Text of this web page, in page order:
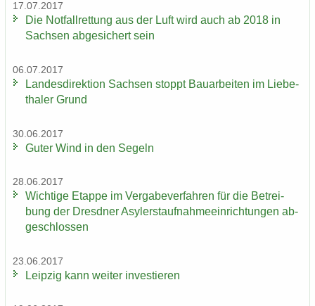
17.07.2017
Die Not­fall­ret­tung aus der Luft wird auch ab 2018 in
Sach­sen ab­ge­si­chert sein
06.07.2017
Lan­des­di­rek­ti­on Sach­sen stoppt Bau­ar­bei­ten im Lie­be­
tha­ler Grund
30.06.2017
Guter Wind in den Se­geln
28.06.2017
Wich­ti­ge Etap­pe im Ver­ga­be­ver­fah­ren für die Be­trei­
bung der Dresd­ner Asy­ler­st­auf­nah­me­ein­rich­tun­gen ab­
ge­schlos­sen
23.06.2017
Leip­zig kann wei­ter in­ves­tie­ren